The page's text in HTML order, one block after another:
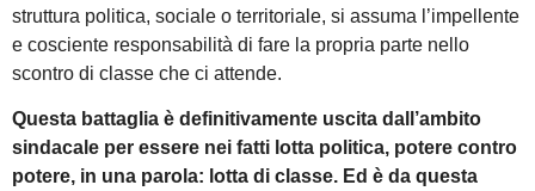
struttura politica, sociale o territoriale, si assuma l’impellente
e cosciente responsabilità di fare la propria parte nello
scontro di classe che ci attende.
Questa battaglia è definitivamente uscita dall’ambito
sindacale per essere nei fatti lotta politica, potere contro
potere, in una parola: lotta di classe. Ed è da questa